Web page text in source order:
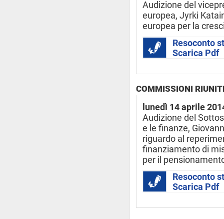
Audizione del
europea, Jyrki
europea per la
Resoconto
Scarica Pdf
COMMISSIONI
lunedì 14 aprile
Audizione del
e le finanze,
riguardo al
finanziamento di
per il
Resoconto
Scarica Pdf